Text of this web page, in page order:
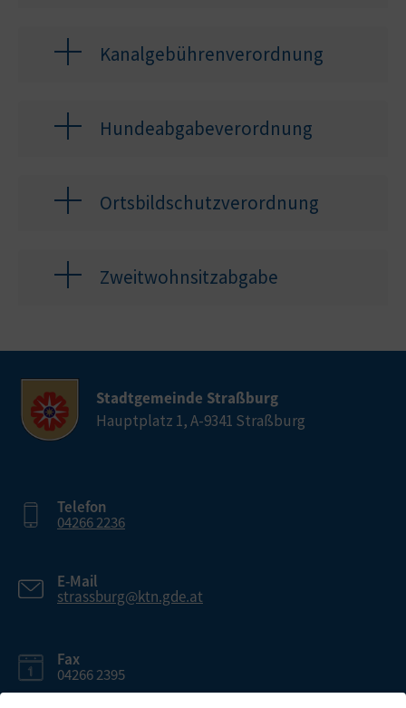
Kanalgebührenverordnung
Hundeabgabeverordnung
Ortsbildschutzverordnung
Zweitwohnsitzabgabe
Stadtgemeinde Straßburg
Hauptplatz 1, A-9341 Straßburg
Telefon
04266 2236
E-Mail
strassburg@ktn.gde.at
Fax
04266 2395